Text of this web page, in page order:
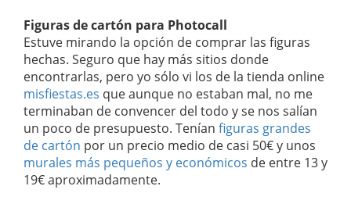
Figuras de cartón para Photocall
Estuve mirando la opción de comprar las figuras
hechas. Seguro que hay más sitios donde
encontrarlas, pero yo sólo vi los de la tienda online
misfiestas.es que aunque no estaban mal, no me
terminaban de convencer del todo y se nos salían
un poco de presupuesto. Tenían figuras grandes
de cartón por un precio medio de casi 50€ y unos
murales más pequeños y económicos de entre 13 y
19€ aproximadamente.